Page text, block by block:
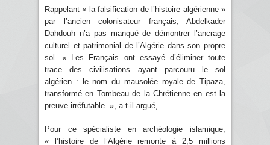
Rappelant « la falsification de l’histoire algérienne »
par l’ancien colonisateur français, Abdelkader
Dahdouh n’a pas manqué de démontrer l’ancrage
culturel et patrimonial de l’Algérie dans son propre
sol. « Les Français ont essayé d’éliminer toute
trace des civilisations ayant parcouru le sol
algérien : le nom du mausolée royale de Tipaza,
transformé en Tombeau de la Chrétienne en est la
preuve irréfutable », a-t-il argué,
Pour ce spécialiste en archéologie islamique,
« l’histoire de l’Algérie remonte à 2,5 millions